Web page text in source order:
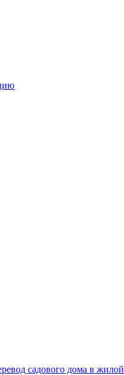
садового дома в жилой